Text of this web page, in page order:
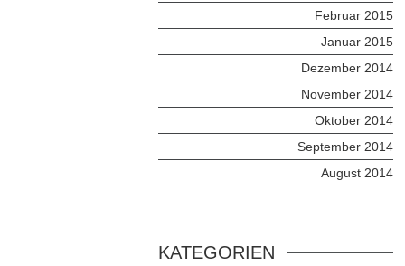
Februar 2015
Januar 2015
Dezember 2014
November 2014
Oktober 2014
September 2014
August 2014
KATEGORIEN